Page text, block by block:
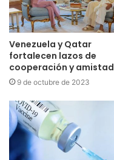
Venezuela y Qatar
fortalecen lazos de
cooperación y amistad
9 de octubre de 2023